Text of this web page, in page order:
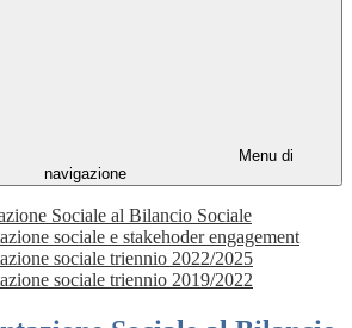
Menu di
navigazione
Sociale al Bilancio Sociale
sociale e stakehoder engagement
sociale triennio 2022/2025
sociale triennio 2019/2022